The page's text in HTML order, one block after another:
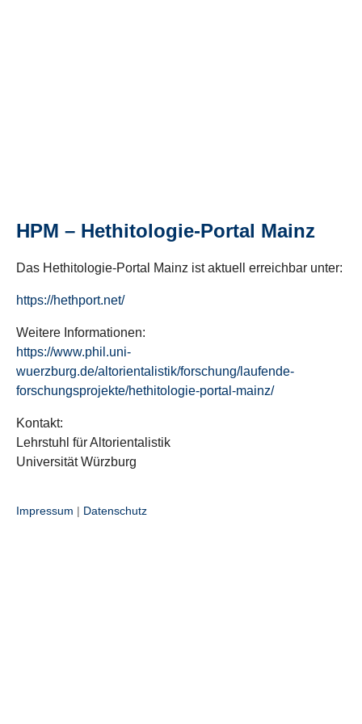
HPM – Hethitologie-Portal Mainz
Das Hethitologie-Portal Mainz ist aktuell erreichbar unter:
https://hethport.net/
Weitere Informationen:
https://www.phil.uni-
wuerzburg.de/altorientalistik/forschung/laufende-
forschungsprojekte/hethitologie-portal-mainz/
Kontakt:
Lehrstuhl für Altorientalistik
Universität Würzburg
Impressum | Datenschutz